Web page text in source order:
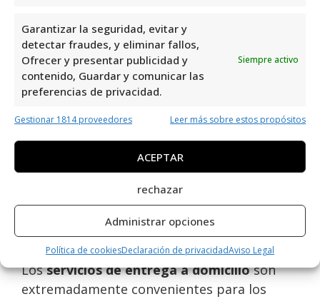
Garantizar la seguridad, evitar y
detectar fraudes, y eliminar fallos,
Ofrecer y presentar publicidad y
contenido, Guardar y comunicar las
preferencias de privacidad.
Siempre activo
Gestionar 1814 proveedores Leer más sobre estos propósitos
ACEPTAR
rechazar
Administrar opciones
Política de cookiesDeclaración de privacidadAviso Legal
a elegir las mejores prendas y
complementos según las necesidades
específicas de su bebé. Los expertos en la
tienda pueden proporcionar
recomendaciones basadas en la edad,
tamaño y condiciones especiales del bebé, lo
que facilita tomar decisiones informadas.
Este servicio también puede incluir consejos
sobre el cuidado y mantenimiento de las
Servicios de entrega a domicilio
Losservicios de entrega a domicilioson
extremadamente convenientes para los